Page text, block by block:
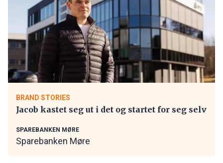
BRAND STORIES
Jacob kastet seg ut i det og startet for seg selv
SPAREBANKEN MØRE
Sparebanken Møre